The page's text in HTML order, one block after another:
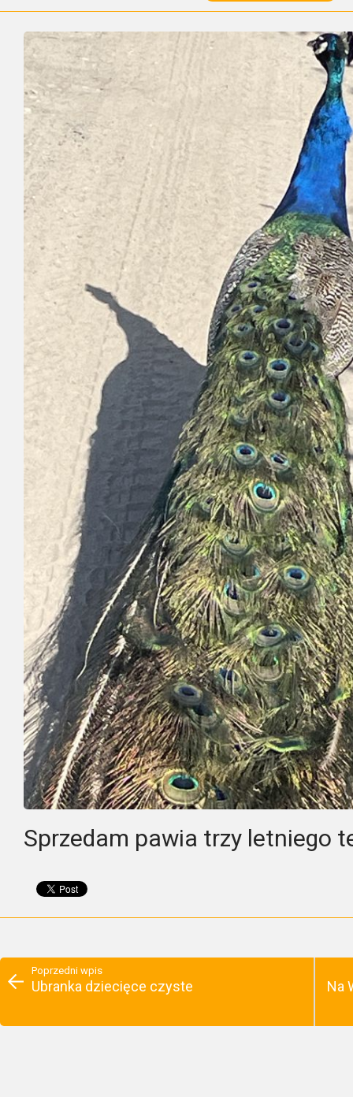
Sprzedam pawia trzy letniego
Poprzedni wpis
Ubranka dziecięce czyste Na